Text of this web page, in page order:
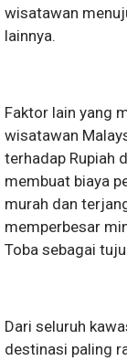
wisatawan
lainnya.
Faktor lain yang
wisatawan
terhadap Rupiah
membuat biaya
murah dan
memperbesar
Toba sebagai
Dari seluruh
destinasi paling